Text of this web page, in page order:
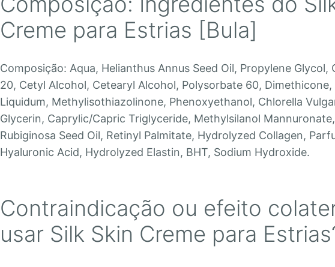
Creme para Estrias [Bula]
Composição: Aqua, Helianthus Annus Seed Oil, Propylene Glycol,
20, Cetyl Alcohol, Cetearyl Alcohol, Polysorbate 60,
Liquidum, Methylisothiazolinone, Phenoxyethanol, Chlorella
Glycerin, Caprylic/Capric Triglyceride, Methylsilanol
Rubiginosa Seed Oil, Retinyl Palmitate, Hydrolyzed Collagen,
Hyaluronic Acid, Hydrolyzed Elastin, BHT, Sodium Hydroxide.
Contraindicação ou efeito
usar Silk Skin Creme para